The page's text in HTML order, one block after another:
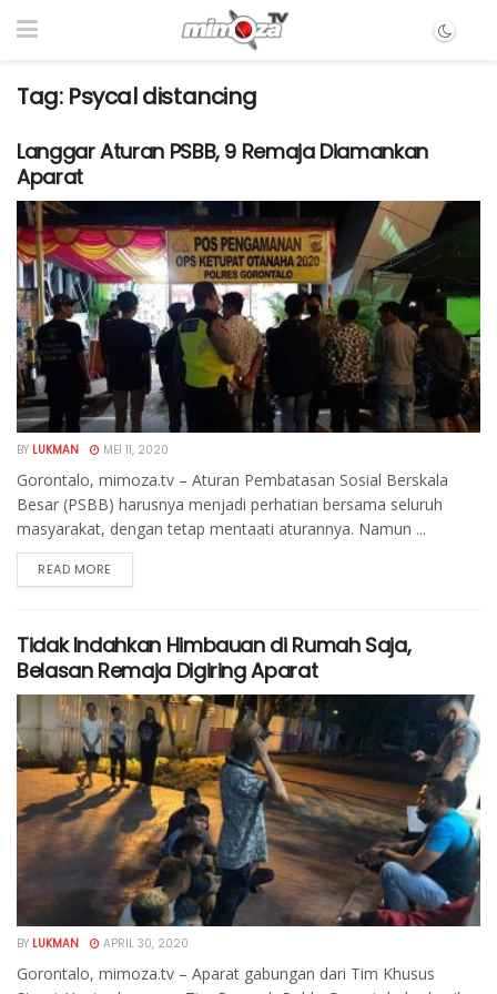
Tag: Psycal distancing
Langgar Aturan PSBB, 9 Remaja Diamankan
Aparat
BY LUKMAN MEI 11, 2020
Gorontalo, mimoza.tv – Aturan Pembatasan Sosial Berskala
Besar (PSBB) harusnya menjadi perhatian bersama seluruh
masyarakat, dengan tetap mentaati aturannya. Namun ...
READ MORE
Tidak Indahkan Himbauan di Rumah Saja,
Belasan Remaja Digiring Aparat
BY LUKMAN APRIL 30, 2020
Gorontalo, mimoza.tv – Aparat gabungan dari Tim Khusus